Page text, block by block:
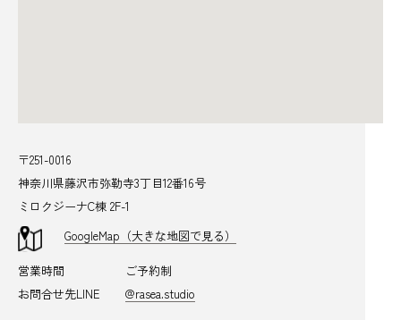
〒251-0016
神奈川県藤沢市弥勒寺3丁目12番16号
ミロクジーナC棟 2F-1
GoogleMap（大きな地図で見る）
営業時間
ご予約制
お問合せ先LINE
@rasea.studio